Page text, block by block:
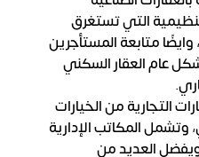
التي تستغرق
متابعة المستأجرين
عام العقار السكني
التجارية من الخيارات
وتشمل المكاتب الإدارية
ويفضل العديد من